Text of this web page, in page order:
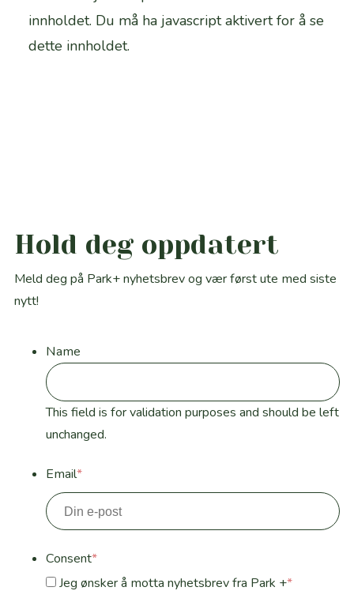
innholdet. Du må ha javascript aktivert for å se
dette innholdet.
Hold deg oppdatert
Meld deg på Park+ nyhetsbrev og vær først ute med siste
nytt!
Name
This field is for validation purposes and should be left
unchanged.
Email*
Consent*
Jeg ønsker å motta nyhetsbrev fra Park +*